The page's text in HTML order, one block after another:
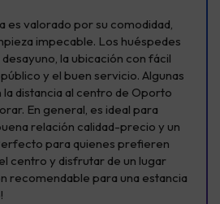
es valorado por su comodidad,
impecable. Los huéspedes
la ubicación con fácil
y el buen servicio. Algunas
distancia al centro de Oporto
En general, es ideal para
relación calidad-precio y un
para quienes prefieren
centro y disfrutar de un lugar
recomendable para una estancia